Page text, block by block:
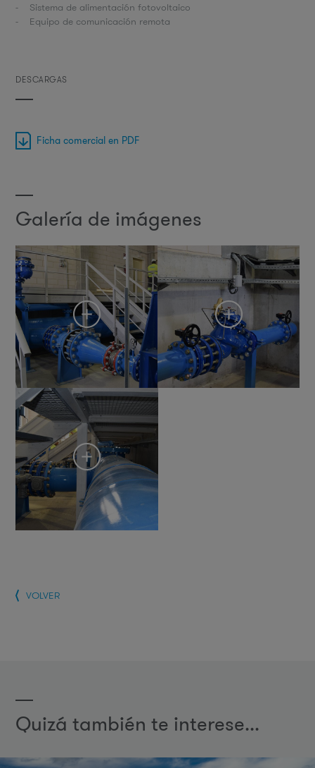
- Sistema de alimentación fotovoltaico
- Equipo de comunicación remota
DESCARGAS
Ficha comercial en PDF
Galería de imágenes
VOLVER
Quizá también te interese...